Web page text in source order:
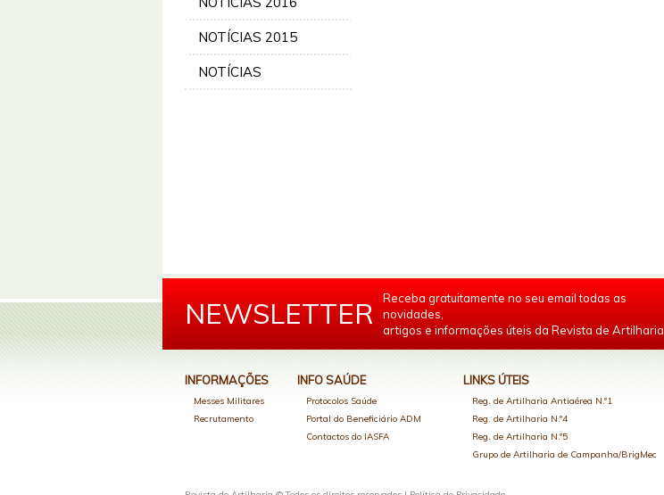
NOTÍCIAS 2015
NOTÍCIAS
NEWSLETTER
Receba gratuitamente no seu email todas as
novidades,
artigos e informações úteis da Revista de Artilharia.
INFORMAÇÕES
Messes Militares
Recrutamento
INFO SAÚDE
Protocolos Saúde
Portal do Beneficiário ADM
Contactos do IASFA
LINKS ÚTEIS
Reg. de Artilharia Antiaérea N.º1
Reg. de Artilharia N.º4
Reg. de Artilharia N.º5
Grupo de Artilharia de Campanha/BrigMec